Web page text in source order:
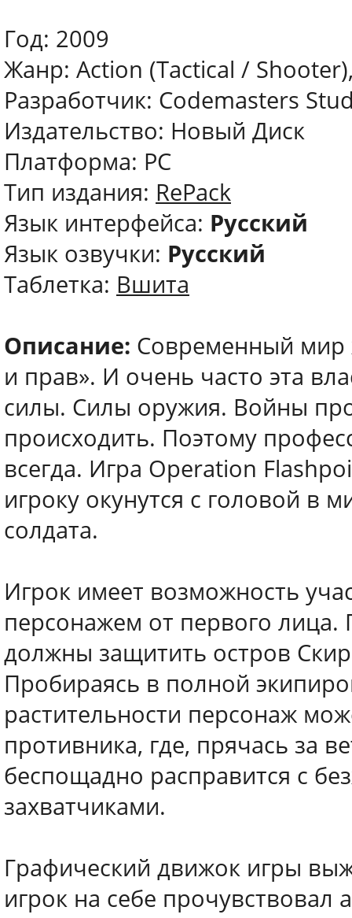
Год: 2009
Жанр: Action (Tactical /
Разработчик: Codemasters
Издательство: Новый Диск
Платформа: РС
Тип издания: RePack
Язык интерфейса: Русский
Язык озвучки: Русский
Таблетка: Вшита
Описание: Современный мир
и прав». И очень часто эта
силы. Силы оружия. Войны
происходить. Поэтому
всегда. Игра Operation
игроку окунутся с головой в
солдата.
Игрок имеет возможность
персонажем от первого лица.
должны защитить остров
Пробираясь в полной
растительности персонаж
противника, где, прячась за
беспощадно расправится с
захватчиками.
Графический движок игры
игрок на себе